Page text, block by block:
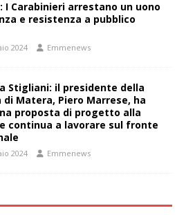
I Carabinieri arrestano un uono
e resistenza a pubblico
2024 Emmenews
Stigliani: il presidente della
di Matera, Piero Marrese, ha
proposta di progetto alla
continua a lavorare sul fronte
2024 Emmenews